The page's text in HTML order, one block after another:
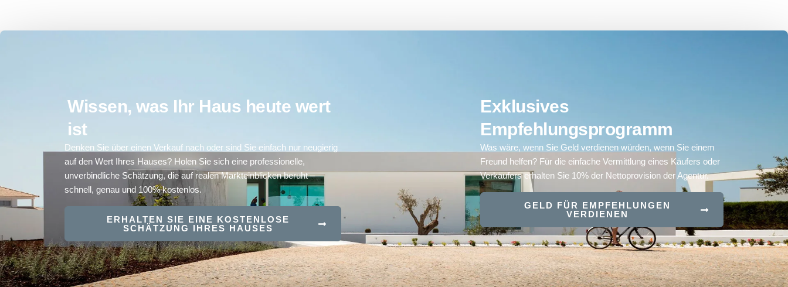
Wissen, was Ihr Haus heute wert
ist
Denken Sie über einen Verkauf nach oder sind Sie einfach nur neugierig
auf den Wert Ihres Hauses? Holen Sie sich eine professionelle,
unverbindliche Schätzung, die auf realen Markteinblicken beruht –
schnell, genau und 100% kostenlos.
ERHALTEN SIE EINE KOSTENLOSE
SCHÄTZUNG IHRES HAUSES
Exklusives
Empfehlungsprogramm
Was wäre, wenn Sie Geld verdienen würden, wenn Sie einem
Freund helfen? Für die einfache Vermittlung eines Käufers oder
Verkäufers erhalten Sie 10% der Nettoprovision der Agentur.
GELD FÜR EMPFEHLUNGEN
VERDIENEN